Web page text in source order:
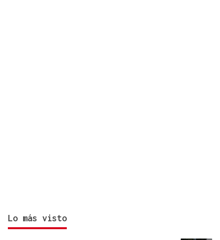
Lo más visto